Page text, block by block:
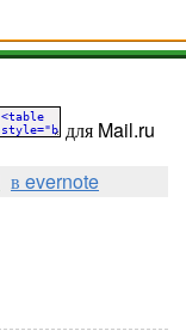
для Mail.ru
в evernote